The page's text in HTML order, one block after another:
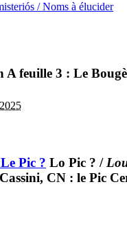
/ Noms à élucider
A feuille 3 : Le
Pic ? Lo Pic ? /
CN : le Pic